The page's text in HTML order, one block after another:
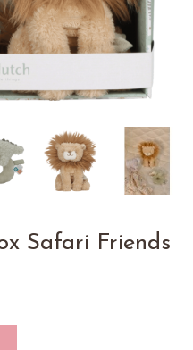
Safari Friends